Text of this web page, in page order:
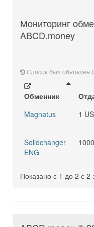
Мониторинг
ABCD.money
Список был обновлен
Обменник
Magnatus
1
Solidchanger
ENG
Показано с 1 до 2 с 2